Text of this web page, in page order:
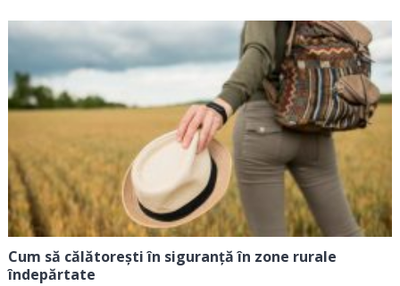
Cum să călătorești în siguranță în zone rurale
îndepărtate